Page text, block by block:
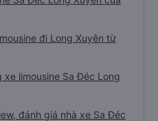
đi Long Xuyên từ
xe limousine Sa Đéc Long
đánh giá nhà xe Sa Đéc